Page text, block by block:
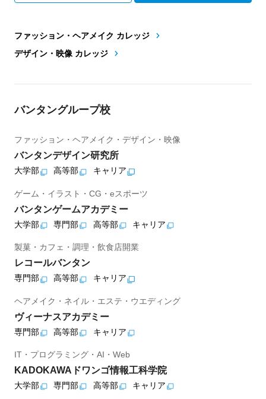
ファッション・ヘアメイク カレッジ
デザイン・映像 カレッジ
バンタングループ校
ファッション・ヘアメイク・デザイン・映像
バンタンデザイン研究所
大学部 高等部 キャリア
ゲーム・イラスト・CG・eスポーツ
バンタンゲームアカデミー
大学部 専門部 高等部 キャリア
製菓・カフェ・調理・飲食店開業
レコールバンタン
専門部 高等部 キャリア
ヘアメイク・ネイル・エステ・ウエディング
ヴィーナスアカデミー
専門部 高等部 キャリア
IT・プログラミング・AI・Web
KADOKAWAドワンゴ情報工科学院
大学部 専門部 高等部 キャリア